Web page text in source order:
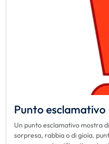
Punto esclamativo
Un punto esclamativo mostra
sorpresa, rabbia o di gioia.